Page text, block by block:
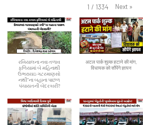
1 / 1334 Next »
રખિયાલના નવા તળાવ
ફળિયામાં બે મહિનાથી
ઉભરાયઇ ગટરમાણસો
નથી”ના બહાના પાછળ
પંચાયતની બેદરકારી?
अटल पार्क शुल्क हटाने की मांग,
विधायक को सौंपेंगे ज्ञापन